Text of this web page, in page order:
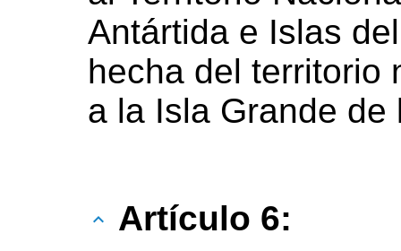
Antártida e Islas
hecha del territorio
a la Isla Grande de
Artículo 6: